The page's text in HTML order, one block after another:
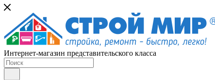
Интернет-магазин представительского класса